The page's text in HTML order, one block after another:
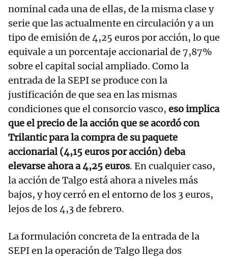
nominal cada una de ellas, de la misma clase y
serie que las actualmente en circulación y a un
tipo de emisión de 4,25 euros por acción, lo que
equivale a un porcentaje accionarial de 7,87%
sobre el capital social ampliado. Como la
entrada de la SEPI se produce con la
justificación de que sea en las mismas
condiciones que el consorcio vasco, eso implica
que el precio de la acción que se acordó con
Trilantic para la compra de su paquete
accionarial (4,15 euros por acción) deba
elevarse ahora a 4,25 euros. En cualquier caso,
la acción de Talgo está ahora a niveles más
bajos, y hoy cerró en el entorno de los 3 euros,
lejos de los 4,3 de febrero.
La formulación concreta de la entrada de la
SEPI en la operación de Talgo llega dos